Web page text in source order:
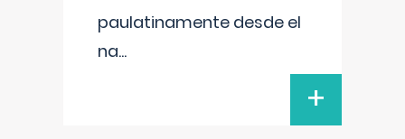
paulatinamente desde el
na...
+